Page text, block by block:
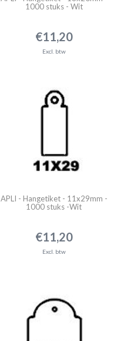
1000 stuks - Wit
€11,20
Excl. btw
APLI - Hangetiket - 11x29mm -
1000 stuks -Wit
€11,20
Excl. btw